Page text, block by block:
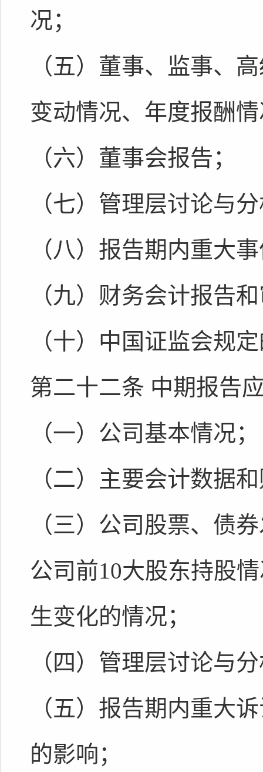
况；
（五）董事、监事、
变动情况、年度报酬
（六）董事会报告；
（七）管理层讨论与
（八）报告期内重大
（九）财务会计报告
（十）中国证监会规
第二十二条 中期报告
（一）公司基本情况；
（二）主要会计数据
（三）公司股票、债
公司前10大股东持股
生变化的情况；
（四）管理层讨论与
（五）报告期内重大
的影响；